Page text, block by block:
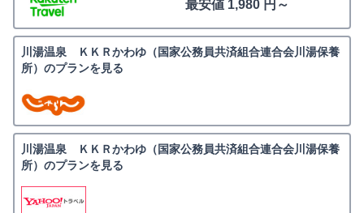
最安値 1,980 円～
川湯温泉 ＫＫＲかわゆ（国家公務員共済組合連合会川湯保養
所）のプランを見る
川湯温泉 ＫＫＲかわゆ（国家公務員共済組合連合会川湯保養
所）のプランを見る